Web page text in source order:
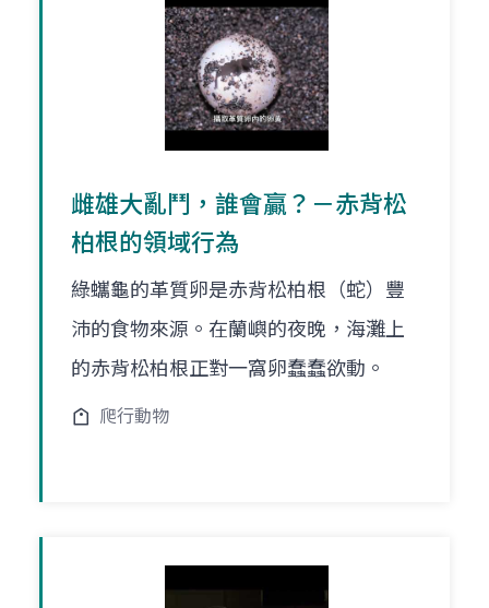
雌雄大亂鬥，誰會贏？－赤背松
柏根的領域行為
綠蠵龜的革質卵是赤背松柏根（蛇）豐
沛的食物來源。在蘭嶼的夜晚，海灘上
的赤背松柏根正對一窩卵蠢蠢欲動。
爬行動物